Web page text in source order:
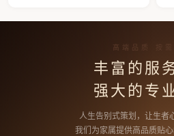
高端品质 按需
丰富的服
强大的专
人生告别式策划，让生者
我们为家属提供高品质贴